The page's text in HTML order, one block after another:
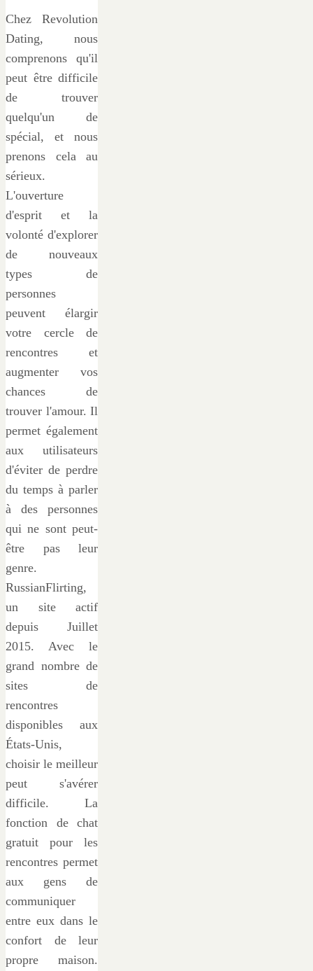
Chez Revolution
Dating, nous
comprenons qu'il
peut être difficile
de trouver
quelqu'un de
spécial, et nous
prenons cela au
sérieux.
L'ouverture
d'esprit et la
volonté d'explorer
de nouveaux
types de
personnes
peuvent élargir
votre cercle de
rencontres et
augmenter vos
chances de
trouver l'amour. Il
permet également
aux utilisateurs
d'éviter de perdre
du temps à parler
à des personnes
qui ne sont peut-
être pas leur
genre.
RussianFlirting,
un site actif
depuis Juillet
2015. Avec le
grand nombre de
sites de
rencontres
disponibles aux
États-Unis,
choisir le meilleur
peut s'avérer
difficile. La
fonction de chat
gratuit pour les
rencontres permet
aux gens de
communiquer
entre eux dans le
confort de leur
propre maison.